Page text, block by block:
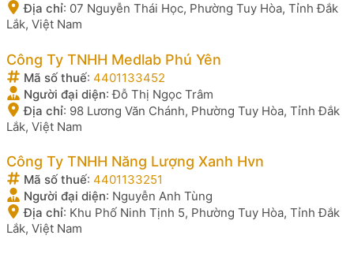
Địa chỉ: 07 Nguyễn Thái Học, Phường Tuy Hòa, Tỉnh Đắk
Lắk, Việt Nam
Công Ty TNHH Medlab Phú Yên
Mã số thuế: 4401133452
Người đại diện:Đỗ Thị Ngọc Trâm
Địa chỉ: 98 Lương Văn Chánh, Phường Tuy Hòa, Tỉnh Đắk
Lắk, Việt Nam
Công Ty TNHH Năng Lượng Xanh Hvn
Mã số thuế: 4401133251
Người đại diện: Nguyễn Anh Tùng
Địa chỉ: Khu Phố Ninh Tịnh 5, Phường Tuy Hòa, Tỉnh Đắk
Lắk, Việt Nam